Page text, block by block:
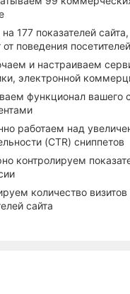
177 показателей
от поведения посетителей
и настраиваем
электронной
функционал вашего
работаем над
(CTR) сниппетов
контролируем
количество
сайта